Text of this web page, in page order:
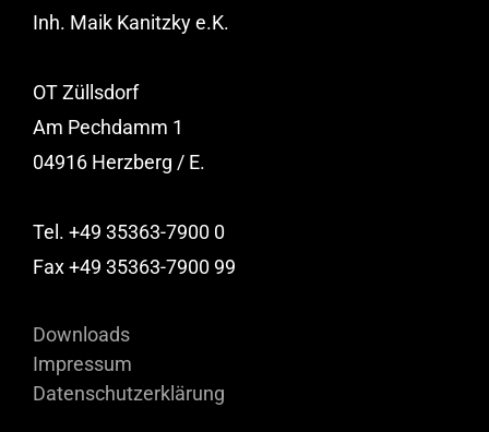
Inh. Maik Kanitzky e.K.
OT Züllsdorf
Am Pechdamm 1
04916 Herzberg / E.
Tel. +49 35363-7900 0
Fax +49 35363-7900 99
Downloads
Impressum
Datenschutzerklärung